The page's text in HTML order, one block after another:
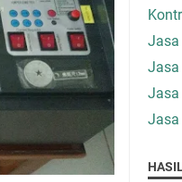
Jasa
Jasa
Jasa
Jasa